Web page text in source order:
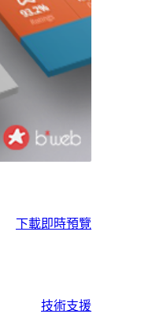
下載即時預覽
技術支援